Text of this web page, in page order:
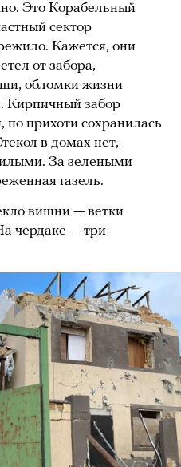
Это Корабельный
сектор
Кажется, они
от забора,
обломки жизни
Кирпичный забор
по прихоти сохранилась
в домах нет,
За зелеными
газель.
вишни — ветки
чердаке — три